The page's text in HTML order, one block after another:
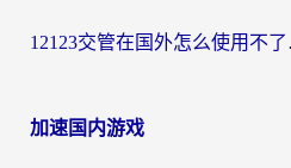
12123
加速国内游戏